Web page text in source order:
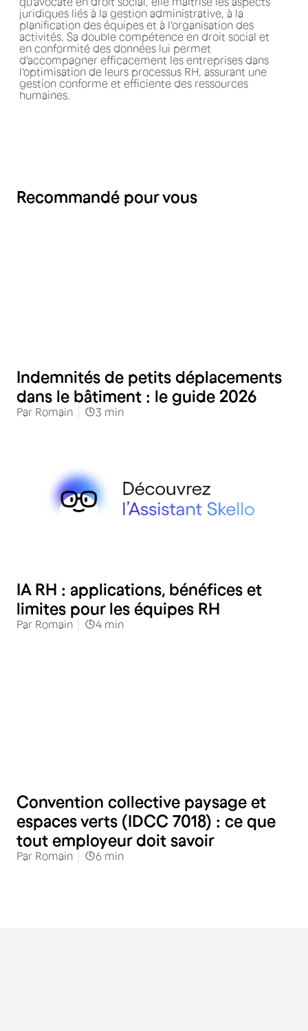
juridiques liés à la gestion administrative, à la
planification des équipes et à l'organisation des
activités. Sa double compétence en droit social et
en conformité des données lui permet
d'accompagner efficacement les entreprises dans
l'optimisation de leurs processus RH, assurant une
gestion conforme et efficiente des ressources
humaines.
Recommandé pour vous
Indemnités de petits déplacements
dans le bâtiment : le guide 2026
Par Romain 3 min
IA RH : applications, bénéfices et
limites pour les équipes RH
Par Romain 4 min
Convention collective paysage et
espaces verts (IDCC 7018) : ce que
tout employeur doit savoir
Par Romain 6 min